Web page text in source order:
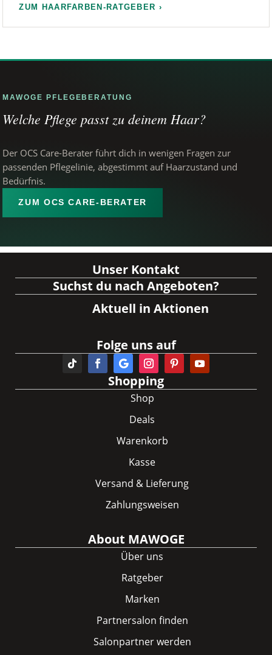
ZUM HAARFARBEN-RATGEBER ›
MAWOGE PFLEGEBERATUNG
Welche Pflege passt zu deinem Haar?
Der OCS Care-Berater führt dich in wenigen Fragen zur
passenden Pflegelinie, abgestimmt auf Haarzustand und
Bedürfnis.
ZUM OCS CARE-BERATER
Unser Kontakt
Suchst du nach Angeboten?
Aktuell in Aktionen
Folge uns auf
Shopping
Shop
Deals
Warenkorb
Kasse
Versand & Lieferung
Zahlungsweisen
About MAWOGE
Über uns
Ratgeber
Marken
Partnersalon finden
Salonpartner werden